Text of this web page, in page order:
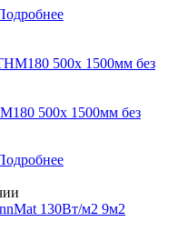
500x 1500мм без